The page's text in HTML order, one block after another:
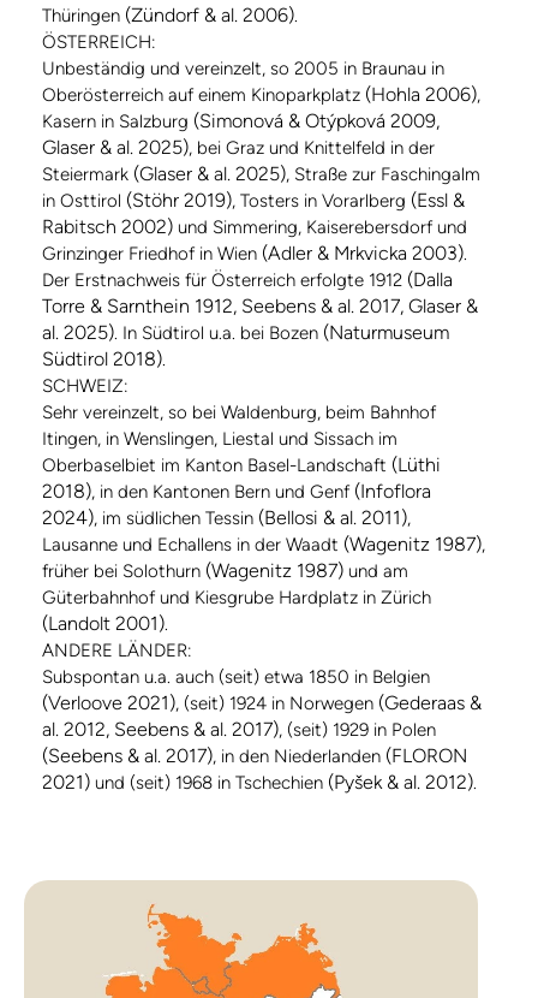
Thüringen (Zündorf & al. 2006).
ÖSTERREICH:
Unbeständig und vereinzelt, so 2005 in Braunau in
Oberösterreich auf einem Kinoparkplatz (Hohla 2006),
Kasern in Salzburg (Simonová & Otýpková 2009,
Glaser & al. 2025), bei Graz und Knittelfeld in der
Steiermark (Glaser & al. 2025), Straße zur Faschingalm
in Osttirol (Stöhr 2019), Tosters in Vorarlberg (Essl &
Rabitsch 2002) und Simmering, Kaiserebersdorf und
Grinzinger Friedhof in Wien (Adler & Mrkvicka 2003).
Der Erstnachweis für Österreich erfolgte 1912 (Dalla
Torre & Sarnthein 1912, Seebens & al. 2017, Glaser &
al. 2025). In Südtirol u.a. bei Bozen (Naturmuseum
Südtirol 2018).
SCHWEIZ:
Sehr vereinzelt, so bei Waldenburg, beim Bahnhof
Itingen, in Wenslingen, Liestal und Sissach im
Oberbaselbiet im Kanton Basel-Landschaft (Lüthi
2018), in den Kantonen Bern und Genf (Infoflora
2024), im südlichen Tessin (Bellosi & al. 2011),
Lausanne und Echallens in der Waadt (Wagenitz 1987),
früher bei Solothurn (Wagenitz 1987) und am
Güterbahnhof und Kiesgrube Hardplatz in Zürich
(Landolt 2001).
ANDERE LÄNDER:
Subspontan u.a. auch (seit) etwa 1850 in Belgien
(Verloove 2021), (seit) 1924 in Norwegen (Gederaas &
al. 2012, Seebens & al. 2017), (seit) 1929 in Polen
(Seebens & al. 2017), in den Niederlanden (FLORON
2021) und (seit) 1968 in Tschechien (Pyšek & al. 2012).